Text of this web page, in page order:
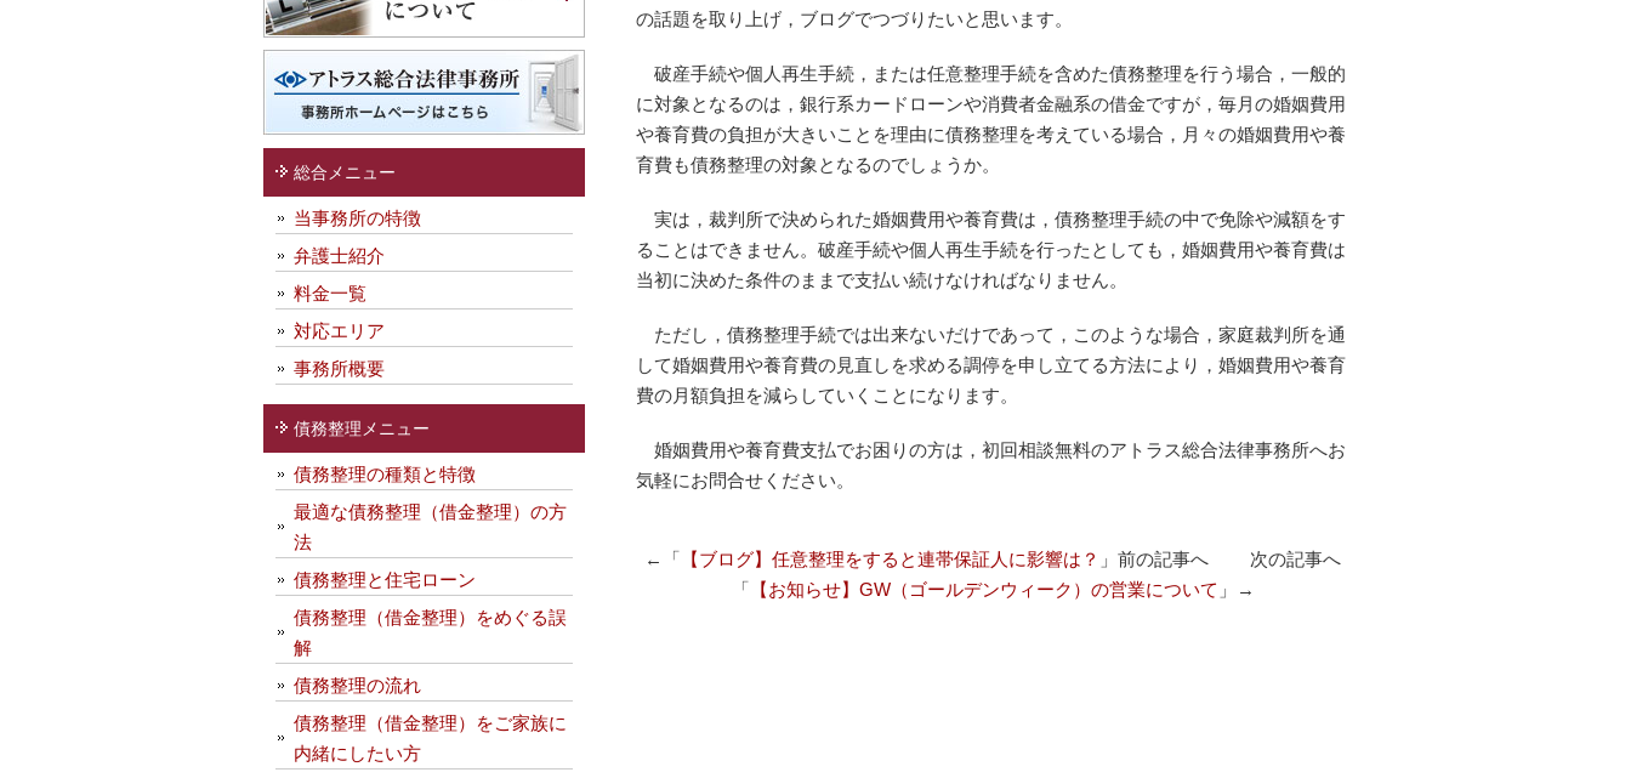
の話題を取り上げ，ブログでつづりたいと思います。
破産手続や個人再生手続，または任意整理手続を含めた債務整理を行う場合，一般的
に対象となるのは，銀行系カードローンや消費者金融系の借金ですが，毎月の婚姻費用
や養育費の負担が大きいことを理由に債務整理を考えている場合，月々の婚姻費用や養
育費も債務整理の対象となるのでしょうか。
実は，裁判所で決められた婚姻費用や養育費は，債務整理手続の中で免除や減額をす
ることはできません。破産手続や個人再生手続を行ったとしても，婚姻費用や養育費は
当初に決めた条件のままで支払い続けなければなりません。
ただし，債務整理手続では出来ないだけであって，このような場合，家庭裁判所を通
して婚姻費用や養育費の見直しを求める調停を申し立てる方法により，婚姻費用や養育
費の月額負担を減らしていくことになります。
婚姻費用や養育費支払でお困りの方は，初回相談無料のアトラス総合法律事務所へお
気軽にお問合せください。
←「 【ブログ】任意整理をすると連帯保証人に影響は？ 」前の記事へ 次の記事へ
「 【お知らせ】GW（ゴールデンウィーク）の営業について 」→
総合メニュー
当事務所の特徴
弁護士紹介
料金一覧
対応エリア
事務所概要
債務整理メニュー
債務整理の種類と特徴
最適な債務整理（借金整理）の方
法
債務整理と住宅ローン
債務整理（借金整理）をめぐる誤
解
債務整理の流れ
債務整理（借金整理）をご家族に
内緒にしたい方